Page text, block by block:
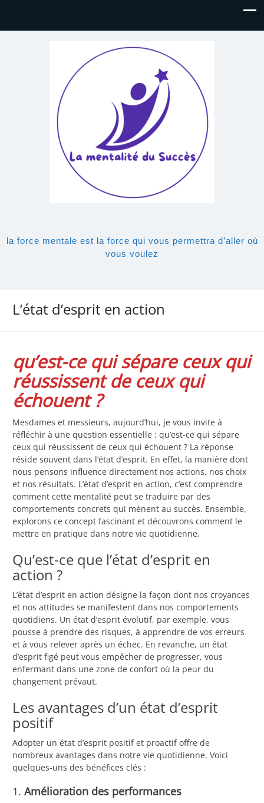
la force mentale est la force qui vous permettra d’aller où
vous voulez
L’état d’esprit en action
qu’est-ce qui sépare ceux qui
réussissent de ceux qui
échouent ?
Mesdames et messieurs, aujourd’hui, je vous invite à
réfléchir à une question essentielle : qu’est-ce qui sépare
ceux qui réussissent de ceux qui échouent ? La réponse
réside souvent dans l’état d’esprit. En effet, la manière dont
nous pensons influence directement nos actions, nos choix
et nos résultats. L’état d’esprit en action, c’est comprendre
comment cette mentalité peut se traduire par des
comportements concrets qui mènent au succès. Ensemble,
explorons ce concept fascinant et découvrons comment le
mettre en pratique dans notre vie quotidienne.
Qu’est-ce que l’état d’esprit en
action ?
L’état d’esprit en action désigne la façon dont nos croyances
et nos attitudes se manifestent dans nos comportements
quotidiens. Un état d’esprit évolutif, par exemple, vous
pousse à prendre des risques, à apprendre de vos erreurs
et à vous relever après un échec. En revanche, un état
d’esprit figé peut vous empêcher de progresser, vous
enfermant dans une zone de confort où la peur du
changement prévaut.
Les avantages d’un état d’esprit
positif
Adopter un état d’esprit positif et proactif offre de
nombreux avantages dans notre vie quotidienne. Voici
quelques-uns des bénéfices clés :
1. Amélioration des performances